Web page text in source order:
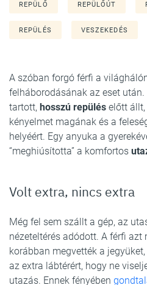
REPÜLŐ REPÜLŐÚT
REPÜLÉS VESZEKEDÉS
A szóban forgó férfi a
felháborodásának az eset
tartott, hosszú repülés előtt
kényelmet magának és a
helyéért. Egy anyuka a
“meghiúsította” a komfortos
Volt extra, nincs extra
Még fel sem szállt a gép, az
nézeteltérés adódott. A férfi azt
korábban megvették a
az extra lábtérért, hogy ne
utazás. Ennek fényében